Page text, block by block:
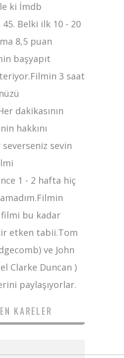
ki İmdb
45. Belki ilk 10 - 20
8,5 puan
başyapıt
3 saat
dakikasının
hakkını
sevin
1 - 2 hafta hiç
filmi bu kadar
etken tabii.Tom
ve John
Clarke Duncan )
paylaşıyorlar.
KARELER